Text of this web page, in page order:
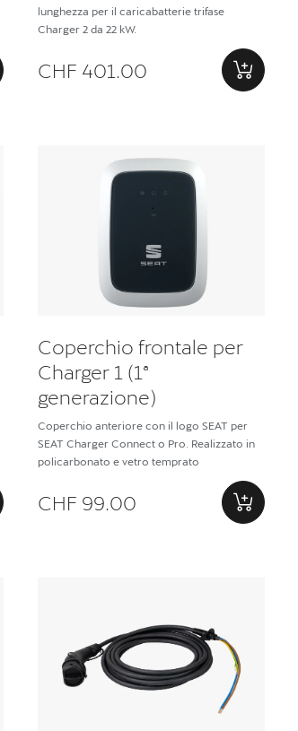
lunghezza per il caricabatterie trifase
Charger 2 da 22 kW.
CHF 401.00
Coperchio frontale per
Charger 1 (1ª
generazione)
Coperchio anteriore con il logo SEAT per
SEAT Charger Connect o Pro. Realizzato in
policarbonato e vetro temprato
CHF 99.00